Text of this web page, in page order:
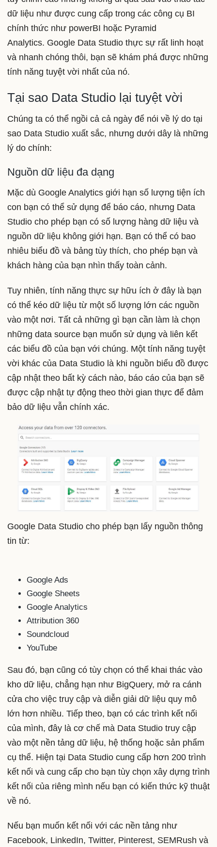
dữ liệu như được cung cấp trong các công cụ BI
chính thức như powerBI hoặc Pyramid
Analytics. Google Data Studio thực sự rất linh hoạt
và nhanh chóng thôi, bạn sẽ khám phá được những
tính năng tuyệt vời nhất của nó.
Tại sao Data Studio lại tuyệt vời
Chúng ta có thể ngồi cả cả ngày để nói về lý do tại
sao Data Studio xuất sắc, nhưng dưới dây là những
lý do chính:
Nguồn dữ liệu đa dạng
Mặc dù Google Analytics giới hạn số lượng tiện ích
con bạn có thể sử dụng để báo cáo, nhưng Data
Studio cho phép bạn có số lượng hàng dữ liệu và
nguồn dữ liệu không giới hạn. Bạn có thể có bao
nhiêu biểu đồ và bảng tùy thích, cho phép bạn và
khách hàng của bạn nhìn thấy toàn cảnh.
Tuy nhiên, tính năng thực sự hữu ích ở đây là bạn
có thể kéo dữ liệu từ một số lượng lớn các nguồn
vào một nơi. Tất cả những gì bạn cần làm là chọn
những data source bạn muốn sử dụng và liên kết
các biểu đồ của bạn với chúng. Một tính năng tuyệt
vời khác của Data Studio là khi nguồn biểu đồ được
cập nhật theo bất kỳ cách nào, báo cáo của bạn sẽ
được cập nhật tự động theo thời gian thực để đảm
bảo dữ liệu vẫn chính xác.
Google Data Studio cho phép bạn lấy nguồn thông
tin từ:
Google Ads
Google Sheets
Google Analytics
Attribution 360
Soundcloud
YouTube
Sau đó, bạn cũng có tùy chọn có thể khai thác vào
kho dữ liệu, chẳng hạn như BigQuery, mở ra cánh
cửa cho việc truy cập và diễn giải dữ liệu quy mô
lớn hơn nhiều. Tiếp theo, bạn có các trình kết nối
của mình, đây là cơ chế mà Data Studio truy cập
vào một nền tảng dữ liệu, hệ thống hoặc sản phẩm
cụ thể. Hiện tại Data Studio cung cấp hơn 200 trình
kết nối và cung cấp cho bạn tùy chọn xây dựng trình
kết nối của riêng mình nếu bạn có kiến ​​thức kỹ thuật
về nó.
Nếu bạn muốn kết nối với các nền tảng như
Facebook, LinkedIn, Twitter, Pinterest, SEMRush và